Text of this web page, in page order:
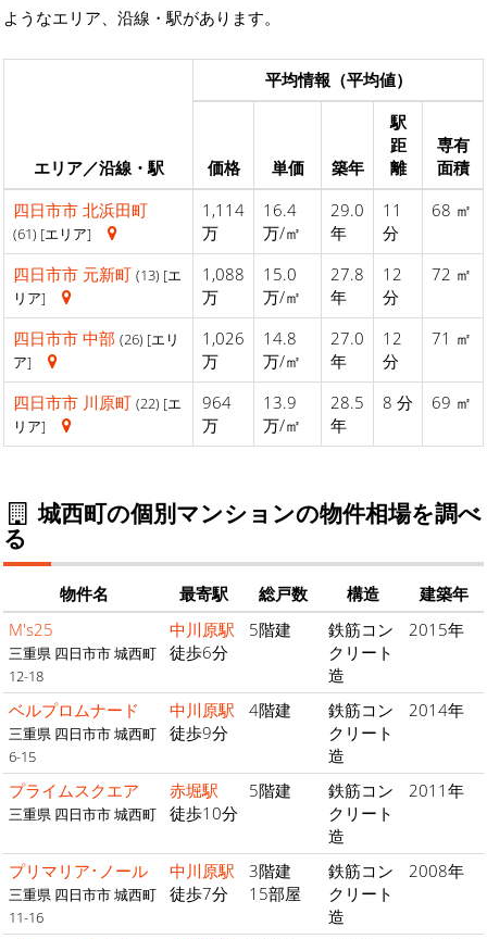
ようなエリア、沿線・駅があります。
エリア／沿線・駅
平均情報（平均値）
価格 単価 築年
駅
距
離
専有
面積
四日市市 北浜田町
(61) [エリア]
1,114
万
16.4
万/㎡
29.0
年
11
分
68 ㎡
四日市市 元新町 (13) [エ
リア]
1,088
万
15.0
万/㎡
27.8
年
12
分
72 ㎡
四日市市 中部 (26) [エリ
ア]
1,026
万
14.8
万/㎡
27.0
年
12
分
71 ㎡
四日市市 川原町 (22) [エ
リア]
964
万
13.9
万/㎡
28.5
年
8 分 69 ㎡
城西町の個別マンションの物件相場を調べ
る
物件名 最寄駅 総戸数 構造
建築年
M's25
三重県 四日市市 城西町
12-18
中川原駅
徒歩6分
5階建
鉄筋コン
クリート
造
2015年
ベルプロムナード
三重県 四日市市 城西町
6-15
中川原駅
徒歩9分
4階建
鉄筋コン
クリート
造
2014年
プライムスクエア
三重県 四日市市 城西町
赤堀駅
徒歩10分
5階建
鉄筋コン
クリート
造
2011年
プリマリア･ノール
三重県 四日市市 城西町
11-16
中川原駅
徒歩7分
3階建
15部屋
鉄筋コン
クリート
造
2008年